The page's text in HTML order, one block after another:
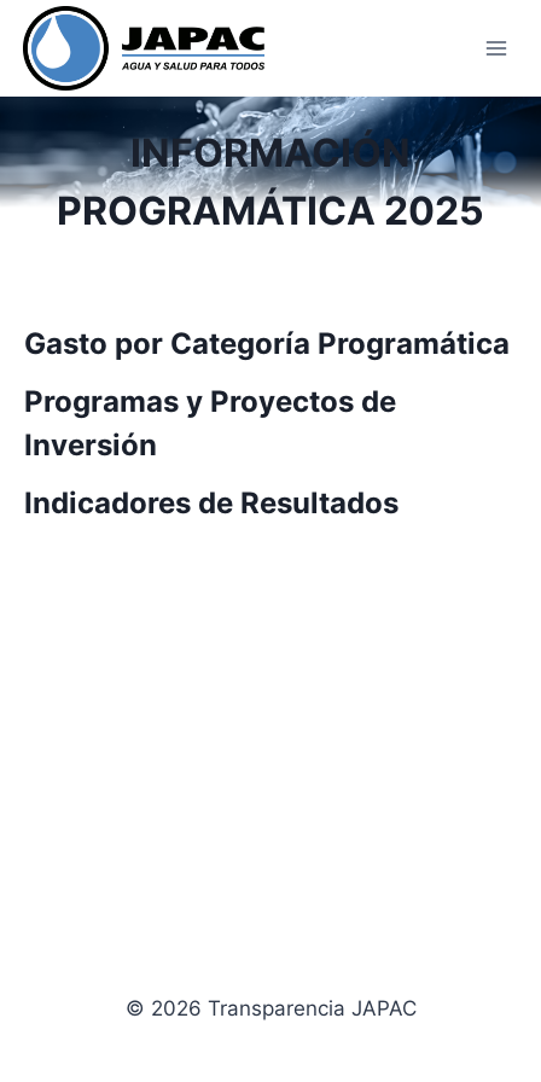
Skip
content
INFORMACIÓN
PROGRAMÁTICA 2025
Gasto por Categoría Programática
Programas y Proyectos de
Inversión
Indicadores de Resultados
© 2026 Transparencia JAPAC